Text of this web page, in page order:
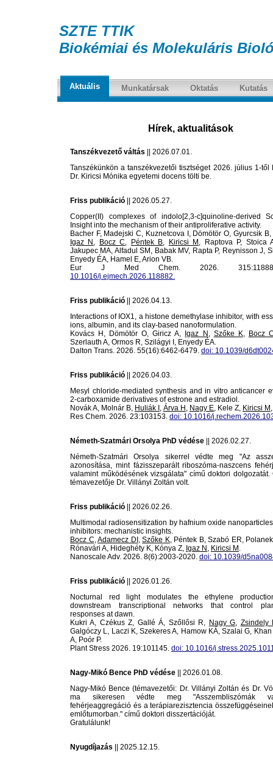
SZTE TTIK
Biokémiai és Molekuláris
Aktuális Munkatársak Oktatás Kutatás
Hírek, aktualitások
Tanszékvezető váltás || 2026.07.01.
Tanszékünkön a tanszékvezetői tisztséget 2026. július 1-től
Dr. Kiricsi Mónika egyetemi docens tölti be.
Friss publikáció || 2026.05.27.
Copper(II) complexes of indolo[2,3-c]quinoline-derived
Insight into the mechanism of their antiproliferative activity.
Bacher F, Madejski C, Kuznetcova I, Dömötör O, Gyurcsik
Igaz N , Bocz C, Péntek B, Kiricsi M , Raptova P, Stoica
Jakupec MA, Alfadul SM, Babak MV, Rapta P, Reynisson J,
Enyedy ÉA, Hamel E, Arion VB.
Eur J Med Chem. 2026.
10.1016/j.ejmech.2026.118882.
Friss publikáció || 2026.04.13.
Interactions of IOX1, a histone demethylase inhibitor, with
ions, albumin, and its clay-based nanoformulation.
Kovács H, Dömötör O, Giricz A,
Igaz N , Szőke K, Bocz
Szerlauth A, Ormos R, Szilágyi I, Enyedy ÉA.
Dalton Trans. 2026. 55(16):6462-6479. doi: 10.1039/
Friss publikáció || 2026.04.03.
Mesyl chloride-mediated synthesis and in vitro anticancer
2-carboxamide derivatives of estrone and estradiol.
Novák A, Molnár B, Huliák I , Árva H , Nagy E, Kele Z, Kiricsi M
Res Chem. 2026. 23:103153. doi: 10.1016/
Németh-Szatmári Orsolya PhD védése || 2026.02.27.
Németh-Szatmári Orsolya sikerrel védte meg "Az
azonosítása, mint fázisszeparált riboszóma-naszcens
valamint működésének vizsgálata" című doktori dolgozatát.
témavezetője Dr. Villányi Zoltán volt.
Friss publikáció || 2026.02.26.
Multimodal radiosensitization by hafnium oxide
inhibitors: mechanistic insights.
Bocz C,Adamecz DI ,Szőke K, Péntek B, Szabó ER,
Rónavári A, Hideghéty K, Kónya Z, Igaz N , Kiricsi M .
Nanoscale Adv. 2026. 8(6):2003-2020. doi: 10.1039/
Friss publikáció || 2026.01.26.
Nocturnal red light modulates the ethylene
downstream transcriptional networks that control
responses at dawn.
Kukri A, Czékus Z, Gallé Á, Szőllősi R, Nagy G, Zsindely
Galgóczy L, Laczi K, Szekeres A, Hamow KÁ, Szalai G,
A, Poór P.
Plant Stress 2026. 19:101145. doi: 10.1016/
Nagy-Mikó Bence PhD védése || 2026.01.08.
Nagy-Mikó Bence (témavezetői: Dr. Villányi Zoltán és Dr.
ma sikeresen védte meg "Asszembliszómák
fehérjeaggregáció és a terápiarezisztencia
emlőtumorban." című doktori disszertációját.
Gratulálunk!
Nyugdíjazás || 2025.12.15.